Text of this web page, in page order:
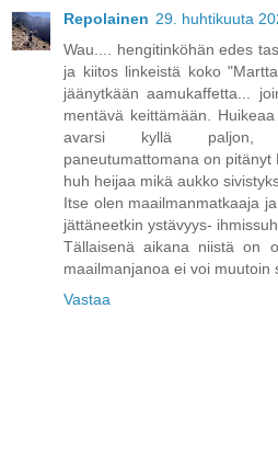
Repolainen 29. huhtikuuta
Wau.... hengitinköhän edes
ja kiitos linkeistä koko
jäänytkään aamukaffetta...
mentävä keittämään.
avarsi kyllä paljon,
paneutumattomana on
huh heijaa mikä aukko
Itse olen maailmanmatkaaja
jättäneetkin ystävyys-
Tällaisenä aikana niistä on
maailmanjanoa ei voi muutoin
Vastaa